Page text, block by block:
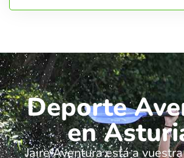
Deporte
en
Jaire Aventura está a